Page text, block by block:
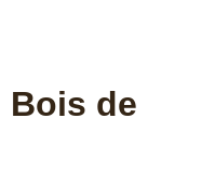
Bois de